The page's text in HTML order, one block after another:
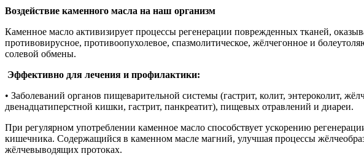
Воздействие каменного масла на наш организм
Каменное масло активизирует процессы регенерации поврежденных тканей,
противовирусное, противоопухолевое, спазмолитическое, жёлчегонное и
солевой обмены.
Эффективно для лечения и профилактики:
• Заболеваний органов пищеварительной системы (гастрит, колит, энтероколит,
двенадцатиперстной кишки, гастрит, панкреатит), пищевых отравлений и диареи.
При регулярном употреблении каменное масло способствует ускорению
кишечника. Содержащийся в каменном масле магний, улучшая процессы
жёлчевыводящих протоках.